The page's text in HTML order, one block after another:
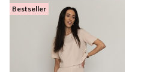
Bestseller